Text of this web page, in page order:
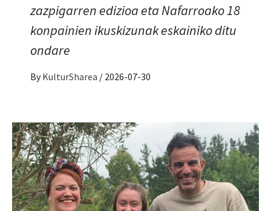
zazpigarren edizioa eta Nafarroako 18
konpainien ikuskizunak eskainiko ditu
ondare
By KulturSharea / 2026-07-30